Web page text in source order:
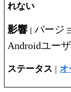
れない
影響 | バージ
Androidユー
ステータス | オ